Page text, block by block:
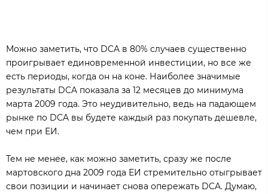
Можно заметить, что DCA в 80% случаев существенно
проигрывает единовременной инвестиции, но все же
есть периоды, когда он на коне. Наиболее значимые
результаты DCA показала за 12 месяцев до минимума
марта 2009 года. Это неудивительно, ведь на падающем
рынке по DCA вы будете каждый раз покупать дешевле,
чем при ЕИ.
Тем не менее, как можно заметить, сразу же после
мартовского дна 2009 года ЕИ стремительно отыгрывает
свои позиции и начинает снова опережать DCA. Думаю,